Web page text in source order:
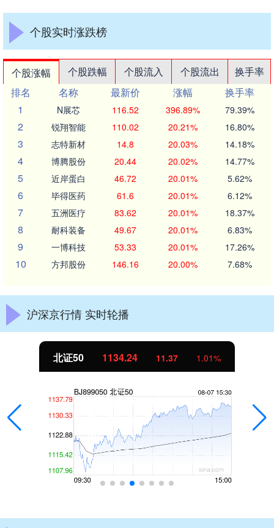
个股实时涨跌榜
个股涨幅 个股跌幅 个股流入 个股流出
换手率
排名
名称 最新价 涨幅
换手率
1
N展芯 116.52 396.89% 79.39%
2 锐翔智能 110.02 20.21% 16.80%
3 志特新材 14.8 20.03% 14.18%
4 博腾股份 20.44 20.02% 14.77%
5 近岸蛋白 46.72 20.01% 5.62%
6 毕得医药 61.6 20.01% 6.12%
7 五洲医疗 83.62 20.01% 18.37%
8 耐科装备 49.67 20.01% 6.83%
9 一博科技 53.33 20.01% 17.26%
10 方邦股份 146.16 20.00% 7.68%
沪深京行情 实时轮播
北证50 1134.24 11.37 1.01%